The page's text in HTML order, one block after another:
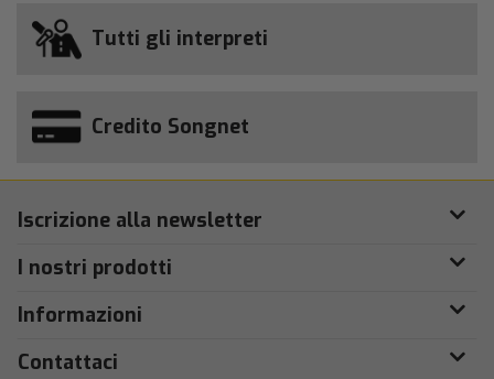
Tutti gli interpreti
Credito Songnet
Iscrizione alla newsletter
I nostri prodotti
Informazioni
Contattaci